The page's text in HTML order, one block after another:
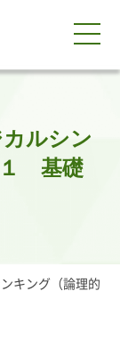
ルシン
１ 基礎
キング（論理的